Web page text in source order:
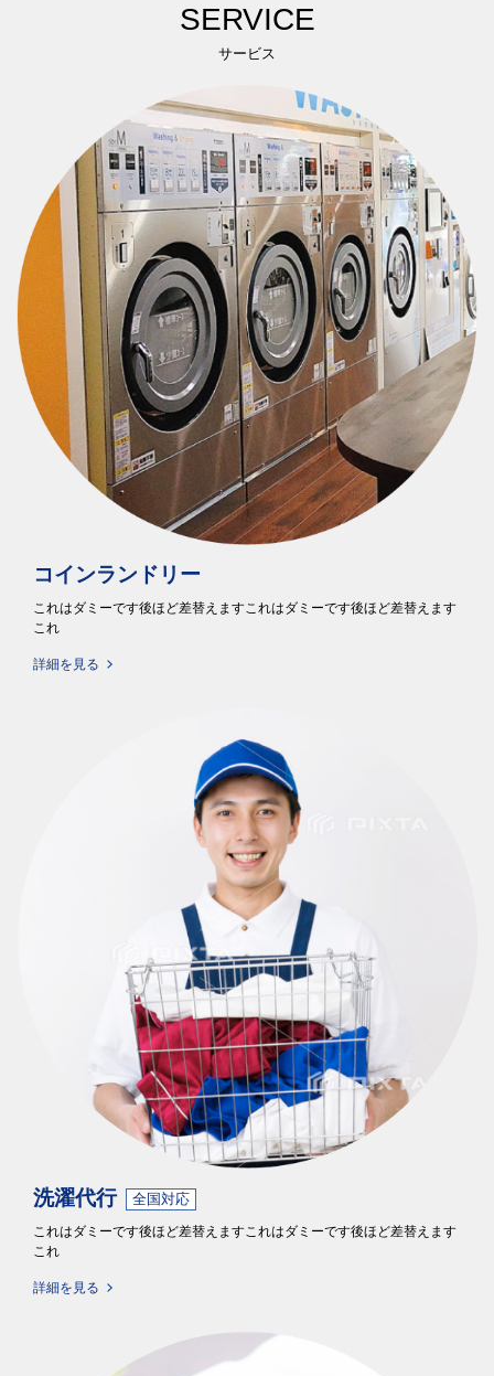
SERVICE
サービス
コインランドリー
これはダミーです後ほど差替えますこれはダミーです後ほど差替えます
これ
詳細を見る
洗濯代行 全国対応
これはダミーです後ほど差替えますこれはダミーです後ほど差替えます
これ
詳細を見る